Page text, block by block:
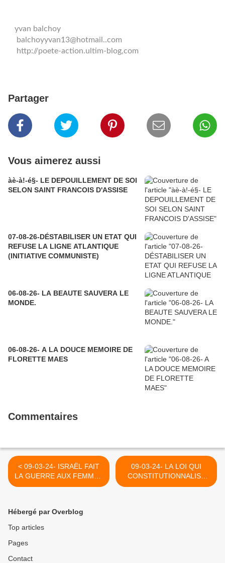
yvan balchoy
balchoyyvan13@hotmail..com
http://poete-action.ultim-blog,com
Partager
Vous aimerez aussi
àè-à!-é§- LE DEPOUILLEMENT DE SOI
SELON SAINT FRANCOIS D'ASSISE
07-08-26-DÉSTABILISER UN ETAT QUI
REFUSE LA LIGNE ATLANTIQUE
(INITIATIVE COMMUNISTE)
06-08-26- LA BEAUTE SAUVERA LE
MONDE.
06-08-26- A LA DOUCE MEMOIRE DE
FLORETTE MAES
Commentaires
< 09-03-24- ISRAËL FAIT
LA GUERRE AUX FEMMES
DE GAZA (SEWAR ELEJLA-
09-03-24- LA LOI QUI
CONSTITUTIONNALISE
L'AVORTEMENT C'EST A
Hébergé par Overblog
Top articles
Pages
Contact